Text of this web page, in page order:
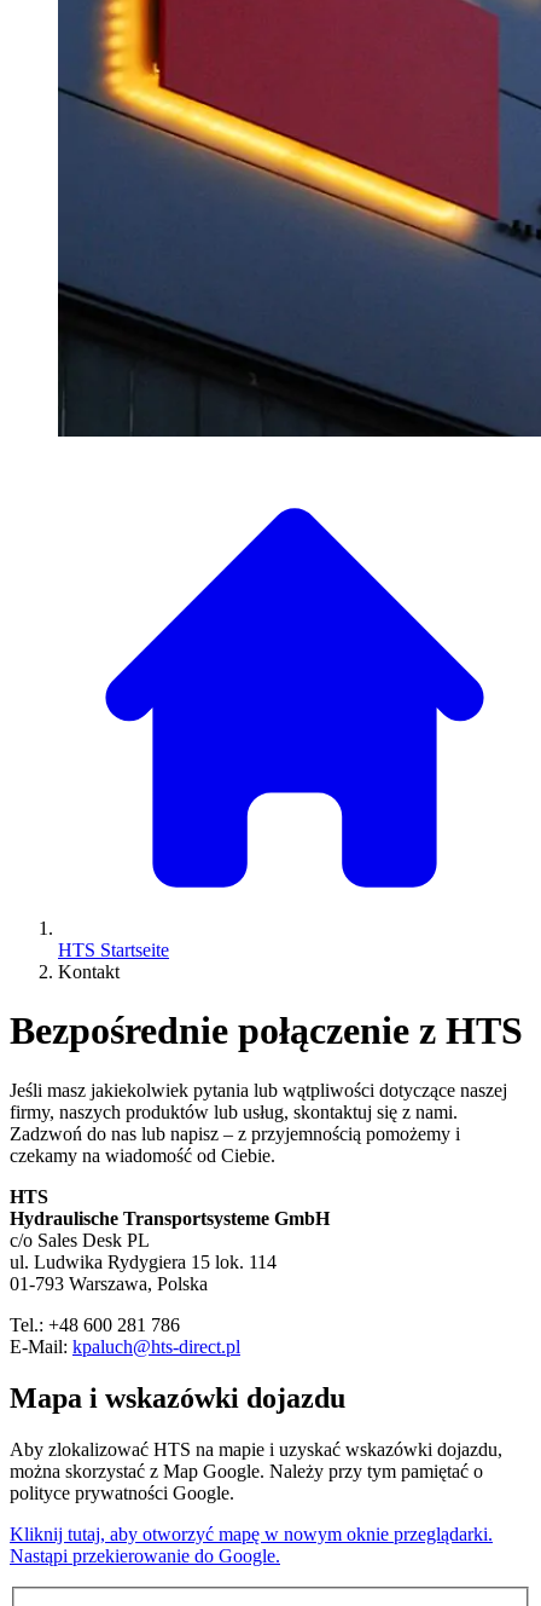
HTS Startseite
Kontakt
Bezpośrednie połączenie z HTS
Jeśli masz jakiekolwiek pytania lub wątpliwości dotyczące naszej
firmy, naszych produktów lub usług, skontaktuj się z nami.
Zadzwoń do nas lub napisz – z przyjemnością pomożemy i
czekamy na wiadomość od Ciebie.
HTS
Hydraulische Transportsysteme GmbH
c/o Sales Desk PL
ul. Ludwika Rydygiera 15 lok. 114
01-793 Warszawa, Polska
Tel.: +48 600 281 786
E-Mail: kpaluch@hts-direct.pl
Mapa i wskazówki dojazdu
Aby zlokalizować HTS na mapie i uzyskać wskazówki dojazdu,
można skorzystać z Map Google. Należy przy tym pamiętać o
polityce prywatności Google.
Kliknij tutaj, aby otworzyć mapę w nowym oknie przeglądarki.
Nastąpi przekierowanie do Google.